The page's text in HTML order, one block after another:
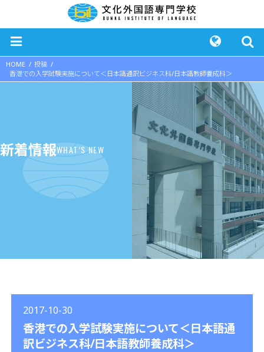
HOME
投稿
香港での入学試験実施について＜日本語通訳ビジネス科/日本語教師養成科＞
新着情報WHAT’S NEW
2017-10-30
香港での入学試験実施について＜日本語通
訳ビジネス科/日本語教師養成科＞